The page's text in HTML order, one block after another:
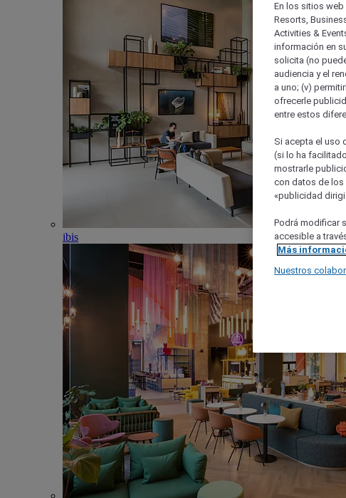
ibis
En los sitios web
Resorts,
Activities &
información en
solicita (no
audiencia y el
a uno; (v)
ofrecerle
entre estos
Si acepta el uso
(si lo ha
mostrarle
con datos de los
«publicidad
Podrá modificar
accesible a
Más
Nuestros